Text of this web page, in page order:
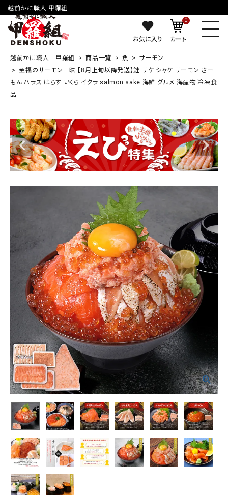
越前かに職人 甲羅組
お気に入り
0
カート
越前かに職人 甲羅組 商品一覧 魚
サーモン
至福のサーモン三昧 【8月上旬以降発送】鮭 サケ シャケ サーモン さー
もん ハラス はらす いくら イクラ salmon sake 海鮮 グルメ 海産物 冷凍食
品